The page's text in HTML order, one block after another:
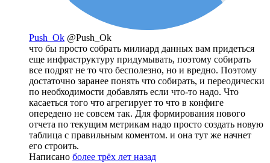
Push_Ok @Push_Ok
что бы просто собрать милиард данных вам придеться
еще инфраструктуру придумывать, поэтому собирать
все подрят не то что бесполезно, но и вредно. Поэтому
достаточно заранее понять что собирать, и переодически
по необходимости добавлять если что-то надо. Что
касаеться того что агрегирует то что в конфиге
опередено не совсем так. Для формирования нового
отчета по текущим метрикам надо просто создать новую
таблица с правильным коментом. и она тут же начнет
его строить.
Написано более трёх лет назад